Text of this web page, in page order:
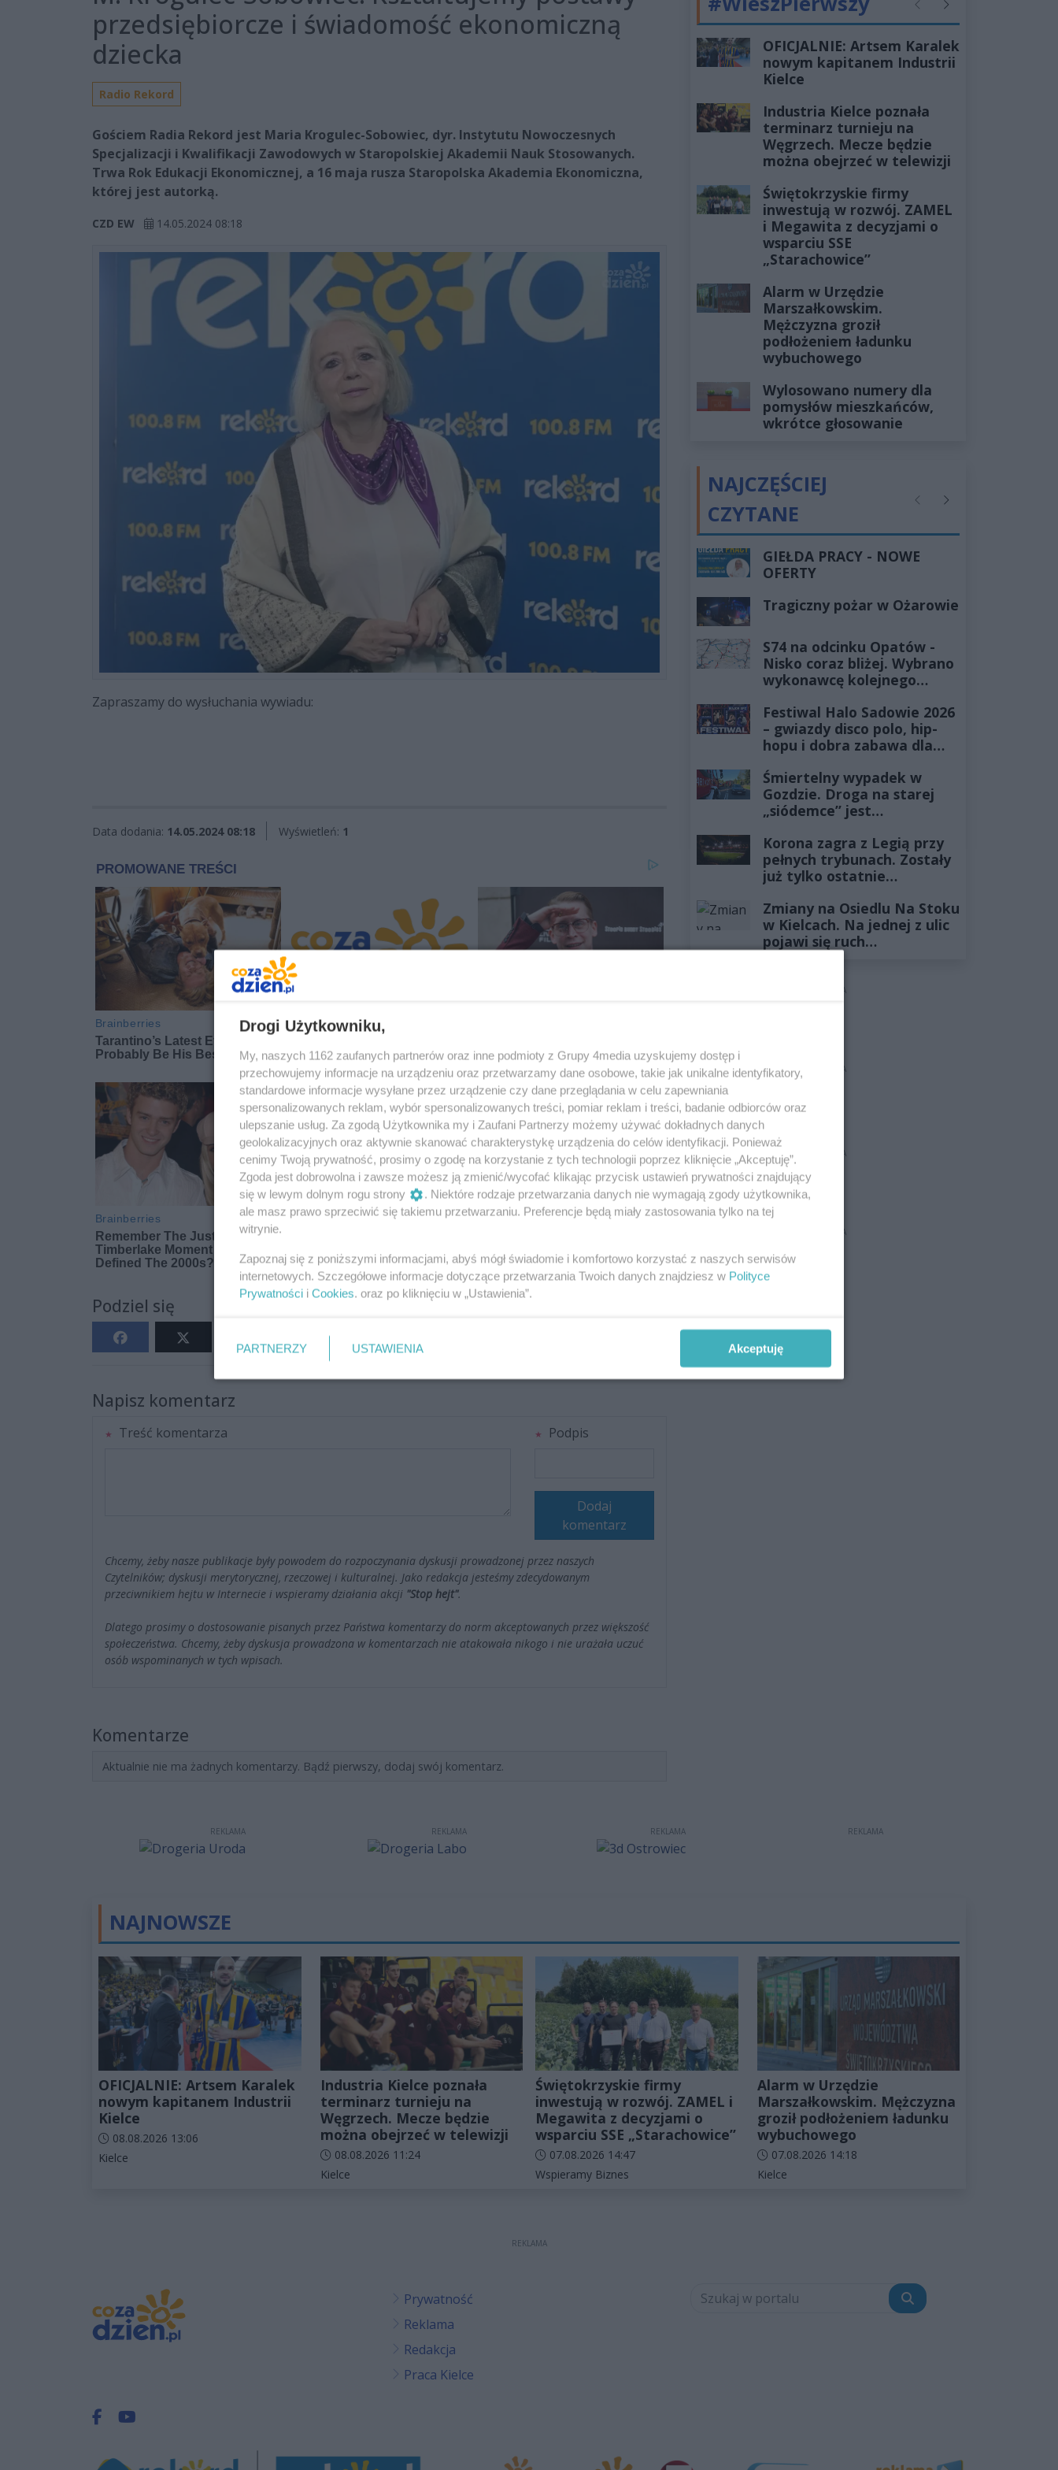
przedsiębiorcze i świadomość ekonomiczną
dziecka
Radio Rekord
Gościem Radia Rekord jest Maria Krogulec-Sobowiec, dyr. Instytutu Nowoczesnych
Specjalizacji i Kwalifikacji Zawodowych w Staropolskiej Akademii Nauk Stosowanych.
Trwa Rok Edukacji Ekonomicznej, a 16 maja rusza Staropolska Akademia Ekonomiczna,
której jest autorką.
CZD EW 14.05.2024 08:18
Zapraszamy do wysłuchania wywiadu:
Data dodania: 14.05.2024 08:18 Wyświetleń: 1
Podziel się
Napisz komentarz
Treść komentarza Podpis
Dodaj
komentarz
Chcemy, żeby nasze publikacje były powodem do rozpoczynania dyskusji prowadzonej przez naszych
Czytelników; dyskusji merytorycznej, rzeczowej i kulturalnej. Jako redakcja jesteśmy zdecydowanym
przeciwnikiem hejtu w Internecie i wspieramy działania akcji "Stop hejt".
Dlatego prosimy o dostosowanie pisanych przez Państwa komentarzy do norm akceptowanych przez większość
społeczeństwa. Chcemy, żeby dyskusja prowadzona w komentarzach nie atakowała nikogo i nie urażała uczuć
osób wspominanych w tych wpisach.
Komentarze
Aktualnie nie ma żadnych komentarzy. Bądź pierwszy, dodaj swój komentarz.
PoprzednieNastępne
OFICJALNIE: Artsem Karalek
nowym kapitanem Industrii
Kielce
Industria Kielce poznała
terminarz turnieju na
Węgrzech. Mecze będzie
można obejrzeć w telewizji
Świętokrzyskie firmy
inwestują w rozwój. ZAMEL
i Megawita z decyzjami o
wsparciu SSE
„Starachowice”
Alarm w Urzędzie
Marszałkowskim.
Mężczyzna groził
podłożeniem ładunku
wybuchowego
Wylosowano numery dla
pomysłów mieszkańców,
wkrótce głosowanie
NAJCZĘŚCIEJ
CZYTANE
PoprzednieNastępne
GIEŁDA PRACY - NOWE
OFERTY
Tragiczny pożar w Ożarowie
S74 na odcinku Opatów -
Nisko coraz bliżej. Wybrano
wykonawcę kolejnego
Festiwal Halo Sadowie 2026
– gwiazdy disco polo, hip-
hopu i dobra zabawa dla
Śmiertelny wypadek w
Gozdzie. Droga na starej
„siódemce” jest
Korona zagra z Legią przy
pełnych trybunach. Zostały
już tylko ostatnie
Zmiany na Osiedlu Na Stoku
w Kielcach. Na jednej z ulic
pojawi się ruch
REKLAMA
REKLAMA
REKLAMA
REKLAMA
REKLAMA REKLAMA REKLAMA REKLAMA
NAJNOWSZE
OFICJALNIE: Artsem Karalek
nowym kapitanem Industrii
Kielce
Data dodania artykułu:
08.08.2026 13:06
Kategorie artykułu:
Kielce
Industria Kielce poznała
terminarz turnieju na
Węgrzech. Mecze będzie
można obejrzeć w telewizji
Data dodania artykułu:
08.08.2026 11:24
Kategorie artykułu:
Kielce
Świętokrzyskie firmy
inwestują w rozwój. ZAMEL i
Megawita z decyzjami o
wsparciu SSE „Starachowice”
Data dodania artykułu:
07.08.2026 14:47
Kategorie artykułu:
Wspieramy Biznes
Alarm w Urzędzie
Marszałkowskim. Mężczyzna
groził podłożeniem ładunku
wybuchowego
Data dodania artykułu:
07.08.2026 14:18
Kategorie artykułu:
Kielce
REKLAMA
Prywatność
Reklama
Redakcja
Praca Kielce
Szukaj
Facebook.com
Youtube.com
Drogi Użytkowniku,
My, naszych 1162 zaufanych partnerów oraz inne podmioty z Grupy 4media uzyskujemy dostęp i
przechowujemy informacje na urządzeniu oraz przetwarzamy dane osobowe, takie jak unikalne identyfikatory,
standardowe informacje wysyłane przez urządzenie czy dane przeglądania w celu zapewniania
spersonalizowanych reklam, wybór spersonalizowanych treści, pomiar reklam i treści, badanie odbiorców oraz
ulepszanie usług. Za zgodą Użytkownika my i Zaufani Partnerzy możemy używać dokładnych danych
geolokalizacyjnych oraz aktywnie skanować charakterystykę urządzenia do celów identyfikacji. Ponieważ
cenimy Twoją prywatność, prosimy o zgodę na korzystanie z tych technologii poprzez kliknięcie „Akceptuję”.
Zgoda jest dobrowolna i zawsze możesz ją zmienić/wycofać klikając przycisk ustawień prywatności znajdujący
się w lewym dolnym rogu strony
. Niektóre rodzaje przetwarzania danych nie wymagają zgody użytkownika,
ale masz prawo sprzeciwić się takiemu przetwarzaniu. Preferencje będą miały zastosowania tylko na tej
witrynie.
Zapoznaj się z poniższymi informacjami, abyś mógł świadomie i komfortowo korzystać z naszych serwisów
internetowych. Szczegółowe informacje dotyczące przetwarzania Twoich danych znajdziesz w Polityce
Prywatności i Cookies. oraz po kliknięciu w „Ustawienia”.
PARTNERZY USTAWIENIA Akceptuję